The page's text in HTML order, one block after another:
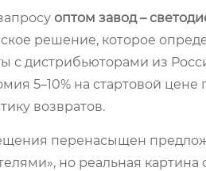
оптом завод –
решение, которое
с дистрибьюторами из
5–10% на стартовой
возвратов.
перенасыщен
но реальная